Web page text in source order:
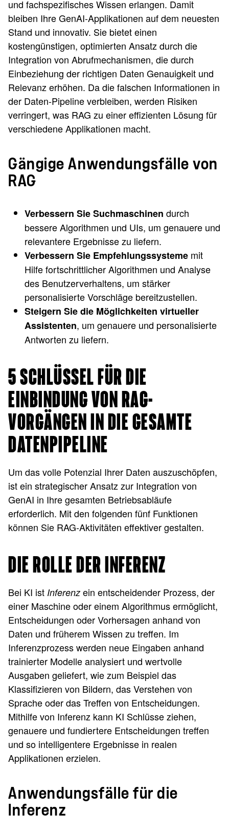
und fachspezifisches Wissen erlangen. Damit
bleiben Ihre GenAI-Applikationen auf dem neuesten
Stand und innovativ. Sie bietet einen
kostengünstigen, optimierten Ansatz durch die
Integration von Abrufmechanismen, die durch
Einbeziehung der richtigen Daten Genauigkeit und
Relevanz erhöhen. Da die falschen Informationen in
der Daten-Pipeline verbleiben, werden Risiken
verringert, was RAG zu einer effizienten Lösung für
verschiedene Applikationen macht.
Gängige Anwendungsfälle von
RAG
Verbessern Sie Suchmaschinen durch
bessere Algorithmen und UIs, um genauere und
relevantere Ergebnisse zu liefern.
Verbessern Sie Empfehlungssysteme mit
Hilfe fortschrittlicher Algorithmen und Analyse
des Benutzerverhaltens, um stärker
personalisierte Vorschläge bereitzustellen.
Steigern Sie die Möglichkeiten virtueller
Assistenten, um genauere und personalisierte
Antworten zu liefern.
5 SCHLÜSSEL FÜR DIE
EINBINDUNG VON RAG-
VORGÄNGEN IN DIE GESAMTE
DATENPIPELINE
Um das volle Potenzial Ihrer Daten auszuschöpfen,
ist ein strategischer Ansatz zur Integration von
GenAI in Ihre gesamten Betriebsabläufe
erforderlich. Mit den folgenden fünf Funktionen
können Sie RAG-Aktivitäten effektiver gestalten.
DIE ROLLE DER INFERENZ
Bei KI ist Inferenz ein entscheidender Prozess, der
einer Maschine oder einem Algorithmus ermöglicht,
Entscheidungen oder Vorhersagen anhand von
Daten und früherem Wissen zu treffen. Im
Inferenzprozess werden neue Eingaben anhand
trainierter Modelle analysiert und wertvolle
Ausgaben geliefert, wie zum Beispiel das
Klassifizieren von Bildern, das Verstehen von
Sprache oder das Treffen von Entscheidungen.
Mithilfe von Inferenz kann KI Schlüsse ziehen,
genauere und fundiertere Entscheidungen treffen
und so intelligentere Ergebnisse in realen
Applikationen erzielen.
Anwendungsfälle für die
Inferenz